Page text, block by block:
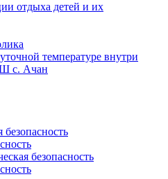
отдыха детей и их
температуре внутри
с. Ачан
безопасность